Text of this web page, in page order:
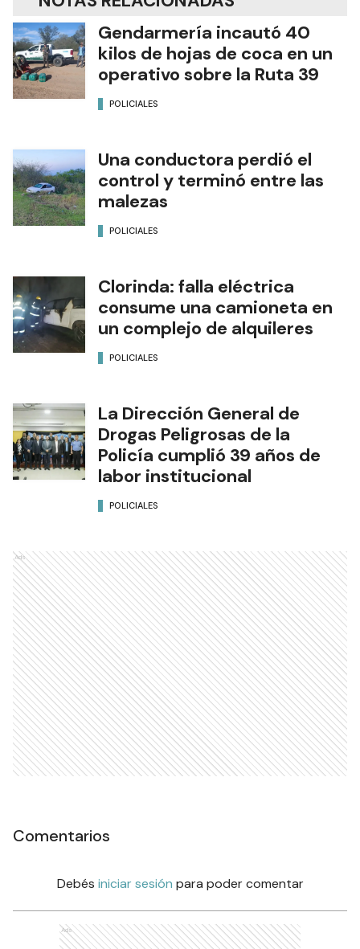
Gendarmería incautó 40
kilos de hojas de coca en un
operativo sobre la Ruta 39
POLICIALES
Una conductora perdió el
control y terminó entre las
malezas
POLICIALES
Clorinda: falla eléctrica
consume una camioneta en
un complejo de alquileres
POLICIALES
La Dirección General de
Drogas Peligrosas de la
Policía cumplió 39 años de
labor institucional
POLICIALES
Ads
Comentarios
Debés iniciar sesión para poder comentar
Ads